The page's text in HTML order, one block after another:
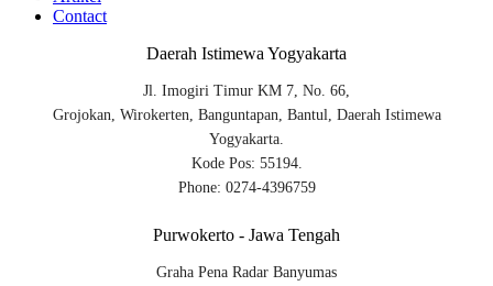
Contact
Daerah Istimewa Yogyakarta
Jl. Imogiri Timur KM 7, No. 66,
Grojokan, Wirokerten, Banguntapan, Bantul, Daerah Istimewa
Yogyakarta.
Kode Pos: 55194.
Phone: 0274-4396759
Purwokerto - Jawa Tengah
Graha Pena Radar Banyumas